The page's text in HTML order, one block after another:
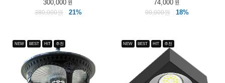
300,000 원
380,000원
21%
74,000 원
90,000원
18%
NEW BEST HIT 추천 NEW BEST HIT 추천